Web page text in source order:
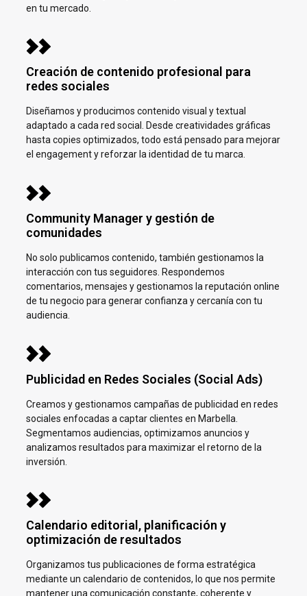
en tu mercado.
Creación de contenido profesional para
redes sociales
Diseñamos y producimos contenido visual y textual
adaptado a cada red social. Desde creatividades gráficas
hasta copies optimizados, todo está pensado para mejorar
el engagement y reforzar la identidad de tu marca.
Community Manager y gestión de
comunidades
No solo publicamos contenido, también gestionamos la
interacción con tus seguidores. Respondemos
comentarios, mensajes y gestionamos la reputación online
de tu negocio para generar confianza y cercanía con tu
audiencia.
Publicidad en Redes Sociales (Social Ads)
Creamos y gestionamos campañas de publicidad en redes
sociales enfocadas a captar clientes en Marbella.
Segmentamos audiencias, optimizamos anuncios y
analizamos resultados para maximizar el retorno de la
inversión.
Calendario editorial, planificación y
optimización de resultados
Organizamos tus publicaciones de forma estratégica
mediante un calendario de contenidos, lo que nos permite
mantener una comunicación constante, coherente y